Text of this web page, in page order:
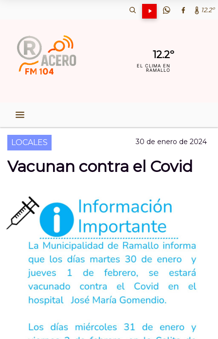
12.2º
12.2º
EL CLIMA EN
RAMALLO
LOCALES 30 de enero de 2024
Vacunan contra el Covid